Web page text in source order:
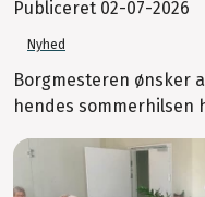
Publiceret 02-07-2026
Nyhed
Borgmesteren ønsker
hendes sommerhilsen